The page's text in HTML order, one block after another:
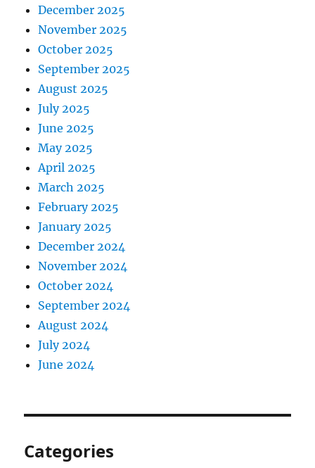
December 2025
November 2025
October 2025
September 2025
August 2025
July 2025
June 2025
May 2025
April 2025
March 2025
February 2025
January 2025
December 2024
November 2024
October 2024
September 2024
August 2024
July 2024
June 2024
Categories